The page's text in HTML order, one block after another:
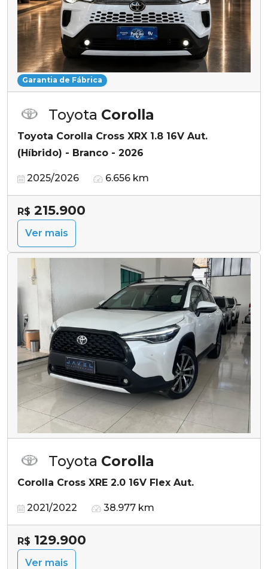
Garantia de Fábrica
Toyota Corolla
Toyota Corolla Cross XRX 1.8 16V Aut.
(Híbrido) - Branco - 2026
2025/2026 6.656 km
R$ 215.900
Ver mais
Toyota Corolla
Corolla Cross XRE 2.0 16V Flex Aut.
2021/2022 38.977 km
R$ 129.900
Ver mais